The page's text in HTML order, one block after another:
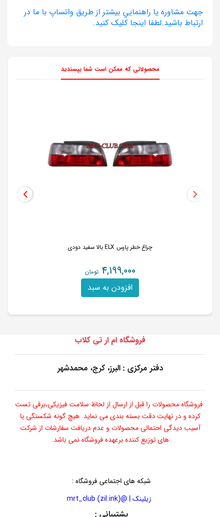
جهت مشاوره يا راهنمايي بيشتر از طريق واتساپ با ما در
ارتباط باشيد.لطفا اينجا کليک کنيد.
محصولاتی که ممکن است شما بپسندید
چراغ خطر پارس ELX بالا سفید دودی
4,199,000 تومان
افزودن به سبد
فروشگاه ام ار تی کلاب
دفتر مرکزی : البرز، کرج، محمدشهر
فروشگاه محصولات را قبل از ارسال از لحاظ سلامت فیزیکی،برقی تست
کرده و در نهایت دقت بسته بندی می نماید. هیچ گونه شکستگی یا
آسیب دیدگی احتمالی محصولات و عدم دریافت سفارشات از شرکت
های توزیع کننده برعهده فروشگاه نمی باشد.
شبکه های اجتماعی فروشگاه :
زیلینک | @mrt_club (zil.ink)
پشتیبانی :